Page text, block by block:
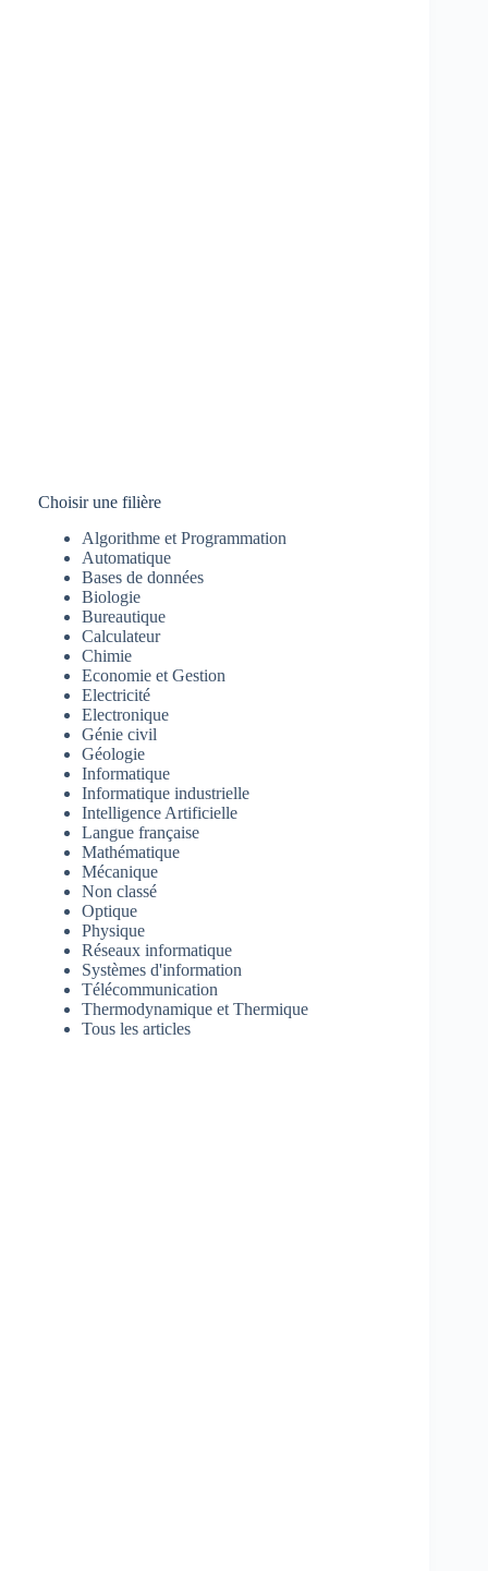
Choisir une filière
Algorithme et Programmation
Automatique
Bases de données
Biologie
Bureautique
Calculateur
Chimie
Economie et Gestion
Electricité
Electronique
Génie civil
Géologie
Informatique
Informatique industrielle
Intelligence Artificielle
Langue française
Mathématique
Mécanique
Non classé
Optique
Physique
Réseaux informatique
Systèmes d'information
Télécommunication
Thermodynamique et Thermique
Tous les articles